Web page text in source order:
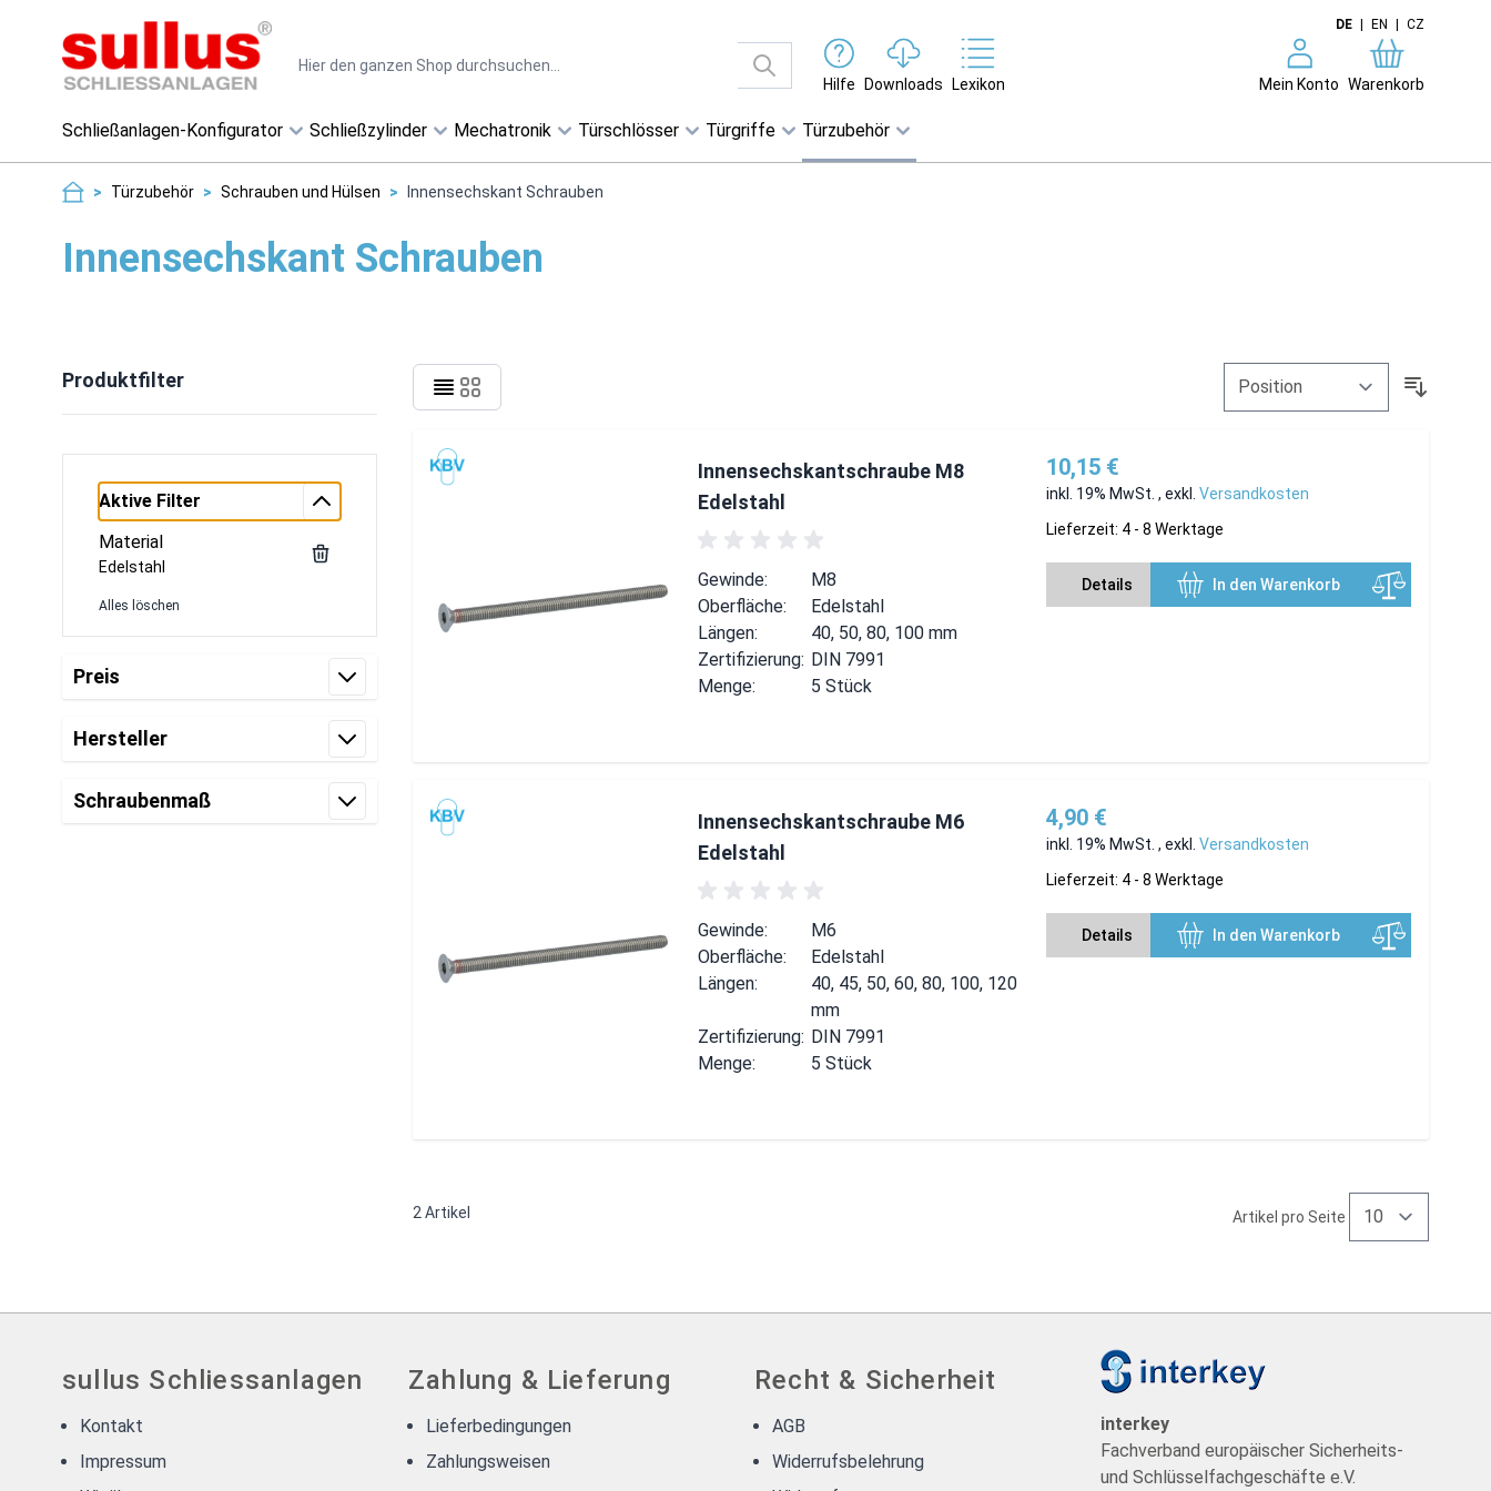
DE EN CZ
Hilfe
Downloads Lexikon Mein Konto Warenkorb
Schließanlagen-Konfigurator Schließzylinder Mechatronik Türschlösser Türgriffe Türzubehör
> Türzubehör > Schrauben und Hülsen > Innensechskant Schrauben
Innensechskant Schrauben
Produktfilter
Aktive Filter
Material
Edelstahl
Alles löschen
Preis
Hersteller
Schraubenmaß
Innensechskantschraube M8
Edelstahl
Gewinde:
M8
Oberfläche:
Edelstahl
Längen:
40, 50, 80, 100 mm
Zertifizierung: DIN 7991
Menge:
5 Stück
10,15 €
inkl. 19% MwSt. , exkl. Versandkosten
Lieferzeit: 4 - 8 Werktage
Details In den Warenkorb
Innensechskantschraube M6
Edelstahl
Gewinde:
M6
Oberfläche:
Edelstahl
Längen:
40, 45, 50, 60, 80, 100, 120
mm
Zertifizierung: DIN 7991
Menge:
5 Stück
4,90 €
inkl. 19% MwSt. , exkl. Versandkosten
Lieferzeit: 4 - 8 Werktage
Details In den Warenkorb
2 Artikel Artikel pro Seite
sullus Schliessanlagen
Kontakt
Impressum
Zahlung & Lieferung
Lieferbedingungen
Zahlungsweisen
Recht & Sicherheit
AGB
Widerrufsbelehrung
interkey
Fachverband europäischer Sicherheits-
und Schlüsselfachgeschäfte e.V.